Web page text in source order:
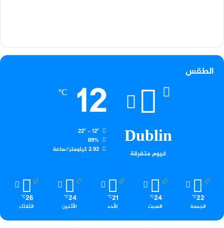
الطقس
Dublin
غيوم متفرقة
12
℃
22º - 12º
89%
2.92 كيلومتر/ساعة
22
℃
الجمعة
24
℃
السبت
21
℃
الأحد
24
℃
الأثنين
26
℃
الثلاثاء